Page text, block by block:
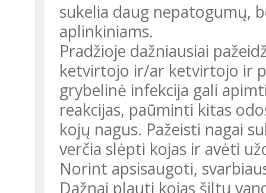
sukelia daug nepatogumų,
aplinkiniams.
Pradžioje dažniausiai
ketvirtojo ir/ar ketvirtojo ir
grybelinė infekcija gali
reakcijas, paūminti kitas
kojų nagus. Pažeisti nagai
verčia slėpti kojas ir avėti
Norint apsisaugoti,
Dažnai plauti kojas šiltu